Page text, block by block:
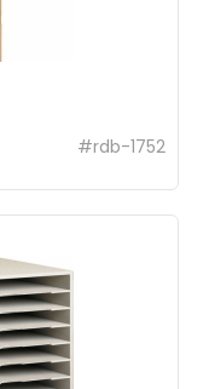
#rdb-1752